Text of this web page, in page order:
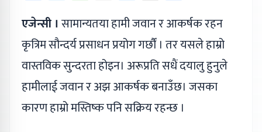
एजेन्सी । सामान्यतया हामी जवान र आकर्षक रहन
कृत्रिम सौन्दर्य प्रसाधन प्रयोग गर्छौं । तर यसले हाम्रो
वास्तविक सुन्दरता होइन। अरूप्रति सधैं दयालु हुनुले
हामीलाई जवान र अझ आकर्षक बनाउँछ। जसका
कारण हाम्रो मस्तिष्क पनि सक्रिय रहन्छ ।